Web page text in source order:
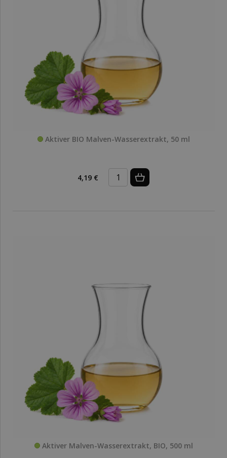
Aktiver BIO Malven-Wasserextrakt, 50 ml
4,19 €
Aktiver Malven-Wasserextrakt, BIO, 500 ml